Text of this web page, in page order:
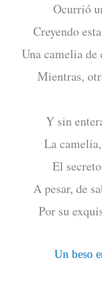
Ocurrió
Creyendo
Una camelia
Mientras,
Y sin
La
El
A pesar, de
Por su
Un beso